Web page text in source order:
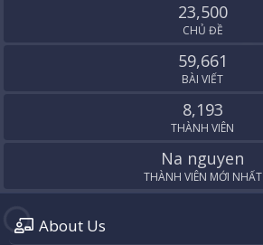
23,500
CHỦ ĐỀ
59,661
BÀI VIẾT
8,193
THÀNH VIÊN
Na nguyen
THÀNH VIÊN MỚI NHẤT
About Us